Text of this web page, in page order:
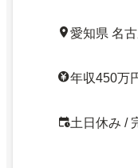
愛知県 名
年収450万
土日休み /